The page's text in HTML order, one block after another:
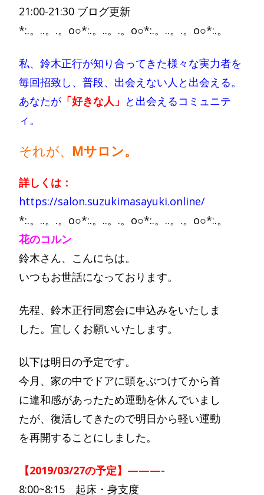
21:00-21:30 ブログ更新
*:.。..。.。o○*:.。..。.。o○*:.。..。.。o○*:.。
私、鈴木正行が知り合ってきた様々な実力者を
毎回招致し、普段、出会えない人と出会える。
あなたが 「好きな人」 と出会えるコミュニテ
ィ。
それが、 Mサロン。
詳しくは：
https://salon.suzukimasayuki.online/
*:.。..。.。o○*:.。..。.。o○*:.。..。.。o○*:.。
花のコルン
鈴木さん、こんにちは。
いつもお世話になっております。
先程、鈴木正行同窓会に申込みをいたしま
した。宜しくお願いいたします。
以下は明日の予定です。
今月、家の中でドアに頭をぶつけてから首
に違和感があったため運動を休んでいまし
たが、復活してきたので明日から軽い運動
を再開することにしました。
【2019/03/27の予定】———-
8:00~8:15 起床・身支度